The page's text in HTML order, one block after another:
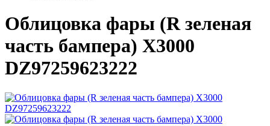
Облицовка фары (R зеленая
часть бампера) X3000
DZ97259623222